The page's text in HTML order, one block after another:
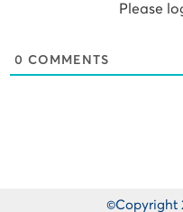
Please
0 COMMENTS
©Copyright